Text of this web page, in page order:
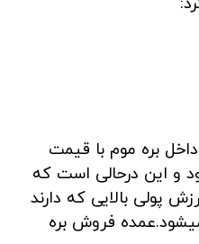
در بازار داخل بره موم با قیمت
و این درحالی است که
پولی بالایی که دارند
فروش بره